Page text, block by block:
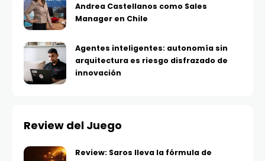
Andrea Castellanos como Sales
Manager en Chile
Agentes inteligentes: autonomía sin
arquitectura es riesgo disfrazado de
innovación
Review del Juego
Review: Saros lleva la fórmula de